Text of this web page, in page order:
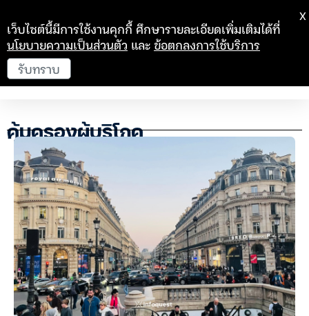
คุ้มครองผู้บริโภค
เว็บไซต์นี้มีการใช้งานคุกกี้ ศึกษารายละเอียดเพิ่มเติมได้ที่
นโยบายความเป็นส่วนตัว และข้อตกลงการใช้บริการ
รับทราบ
X